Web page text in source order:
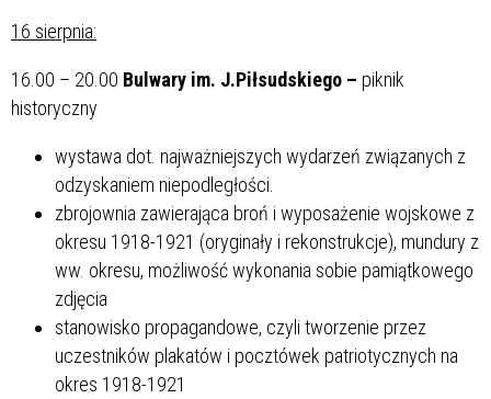
16 sierpnia:
16.00 – 20.00 Bulwary im. J.Piłsudskiego – piknik
historyczny
wystawa dot. najważniejszych wydarzeń związanych z
odzyskaniem niepodległości.
zbrojownia zawierająca broń i wyposażenie wojskowe z
okresu 1918-1921 (oryginały i rekonstrukcje), mundury z
ww. okresu, możliwość wykonania sobie pamiątkowego
zdjęcia
stanowisko propagandowe, czyli tworzenie przez
uczestników plakatów i pocztówek patriotycznych na
okres 1918-1921